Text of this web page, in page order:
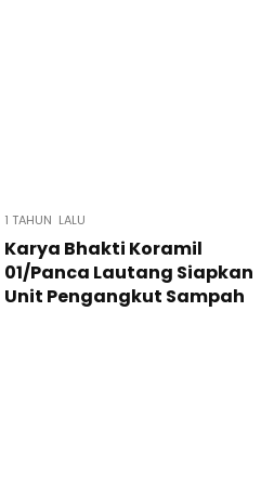
1 TAHUN LALU
Karya Bhakti Koramil
01/Panca Lautang Siapkan
Unit Pengangkut Sampah